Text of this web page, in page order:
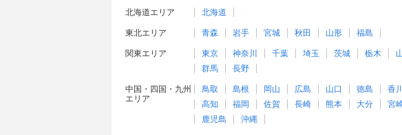
北海道エリア 北海道
東北エリア 青森 岩手 宮城 秋田 山形 福島
関東エリア 東京 神奈川 千葉 埼玉 茨城 栃木
群馬
長野
中国・四国・九州
エリア
鳥取 島根 岡山 広島 山口 徳島 香川
高知
福岡 佐賀 長崎 熊本 大分
宮
鹿児島
沖縄